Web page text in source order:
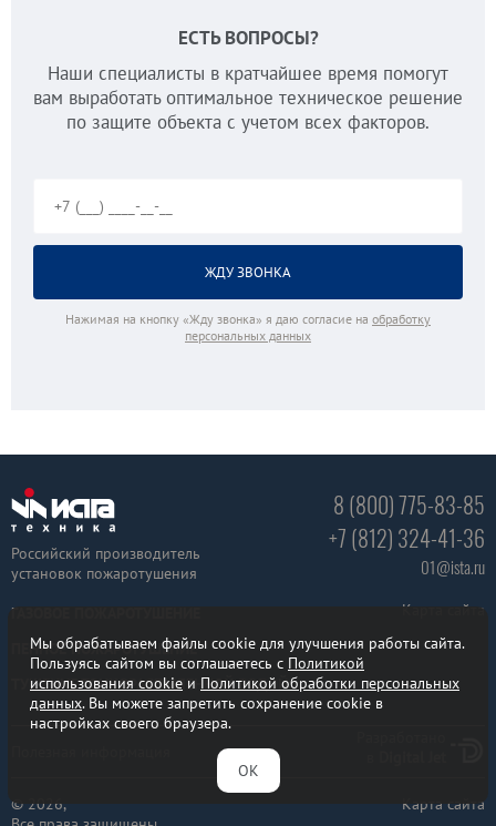
ЕСТЬ ВОПРОСЫ?
Наши специалисты в кратчайшее время помогут
вам выработать оптимальное техническое решение
по защите объекта с учетом всех факторов.
Нажимая на кнопку «Жду звонка» я даю согласие на обработку
персональных данных
Российский производитель
установок пожаротушения
ГАЗОВОЕ ПОЖАРОТУШЕНИЕ
ПЕННОЕ ПОЖАРОТУШЕНИЕ
ТУШЕНИЕ ТОНКОРАСПЫЛЕННОЙ ВОДОЙ
8 (800) 775-83-85
+7 (812) 324-41-36
01@ista.ru
Карта сайта
© 2026,
Карта сайта
Мы обрабатываем файлы cookie для улучшения работы сайта.
Пользуясь сайтом вы соглашаетесь с Политикой
использования cookie и Политикой обработки персональных
данных. Вы можете запретить сохранение cookie в
настройках своего браузера.
ОК